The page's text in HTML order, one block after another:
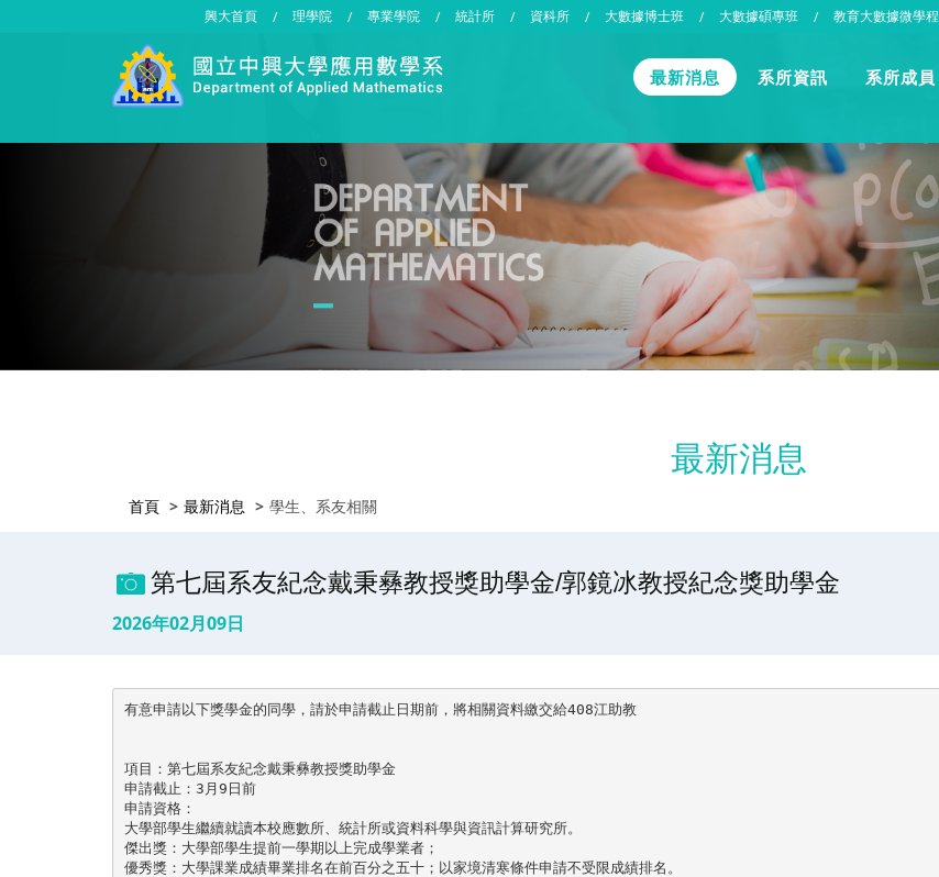
興大首頁 / 理學院 / 專業學院 / 統計所 / 資科所 / 大數據博士班 / 大數據碩專班 / 教育大數據微學程
最新消息 系所資訊 系所成員
最新消息
首頁 最新消息 學生、系友相關
第七屆系友紀念戴秉彝教授獎助學金/郭鏡冰教授紀念獎助學金
2026年02月09日
有意申請以下獎學金的同學，請於申請截止日期前，將相關資料繳交給408江助教
項目：第七屆系友紀念戴秉彝教授獎助學金
申請截止：3月9日前
申請資格：
大學部學生繼續就讀本校應數所、統計所或資料科學與資訊計算研究所。
傑出獎：大學部學生提前一學期以上完成學業者；
優秀獎：大學課業成績畢業排名在前百分之五十；以家境清寒條件申請不受限成績排名。